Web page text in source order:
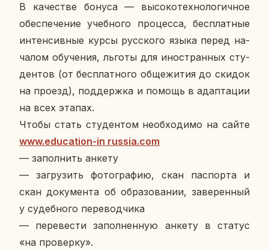
В ка­че­стве бонуса — вы­со­ко­тех­но­ло­гич­ное
обес­пе­че­ние учеб­но­го про­цес­са, бес­плат­ные
ин­тен­сив­ные курсы рус­ско­го языка перед на­
ча­лом обу­че­ния, льготы для ино­стран­ных сту­
ден­тов (от бес­плат­но­го об­ще­жи­тия до скидок
на проезд), под­держ­ка и помощь в адап­та­ции
на всех этапах.
Чтобы стать сту­ден­том необ­хо­ди­мо на сайте
www.education-in russia.com
— за­пол­нить анкету
— за­гру­зить фо­то­гра­фию, скан пас­пор­та и
скан до­ку­мен­та об об­ра­зо­ва­нии, за­ве­рен­ный
у су­деб­но­го пе­ре­вод­чи­ка
— пе­ре­ве­сти за­пол­нен­ную анкету в статус
«на про­вер­ку».